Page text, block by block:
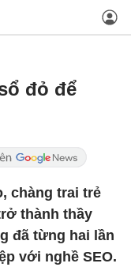
đỏ để
chàng trai trẻ
thành thầy
đã từng hai lần
với nghề SEO.